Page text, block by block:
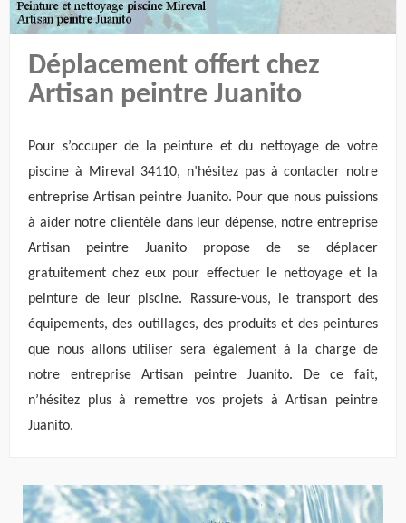
Déplacement offert chez
Artisan peintre Juanito
Pour s’occuper de la peinture et du nettoyage de votre
piscine à Mireval 34110, n’hésitez pas à contacter notre
entreprise Artisan peintre Juanito. Pour que nous puissions
à aider notre clientèle dans leur dépense, notre entreprise
Artisan peintre Juanito propose de se déplacer
gratuitement chez eux pour effectuer le nettoyage et la
peinture de leur piscine. Rassure-vous, le transport des
équipements, des outillages, des produits et des peintures
que nous allons utiliser sera également à la charge de
notre entreprise Artisan peintre Juanito. De ce fait,
n’hésitez plus à remettre vos projets à Artisan peintre
Juanito.